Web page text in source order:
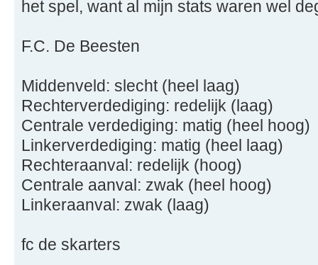
het spel, want al mijn stats waren wel
F.C. De Beesten
Middenveld: slecht (heel laag)
Rechterverdediging: redelijk (laag)
Centrale verdediging: matig (heel hoog)
Linkerverdediging: matig (heel laag)
Rechteraanval: redelijk (hoog)
Centrale aanval: zwak (heel hoog)
Linkeraanval: zwak (laag)
fc de skarters